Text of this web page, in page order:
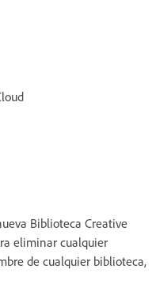
Biblioteca Creative
eliminar cualquier
de cualquier biblioteca,